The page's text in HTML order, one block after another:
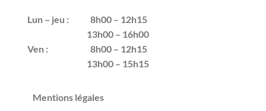
Lun – jeu :
8h00 – 12h15
13h00 – 16h00
Ven :
8h00 – 12h15
13h00 – 15h15
Mentions légales